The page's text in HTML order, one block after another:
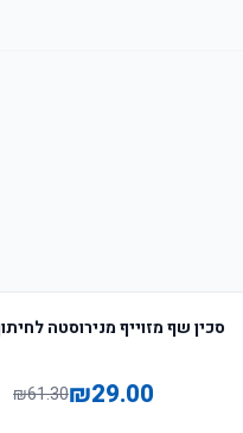
53
סכין שף מזוייף מנירוסטה
₪29.00
₪61.30